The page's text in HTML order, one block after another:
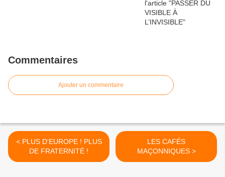
Commentaires
Ajouter un commentaire
< PLUS D'EUROPE ! PLUS
DE FRATERNITÉ !
LES CAFÉS
MAÇONNIQUES >